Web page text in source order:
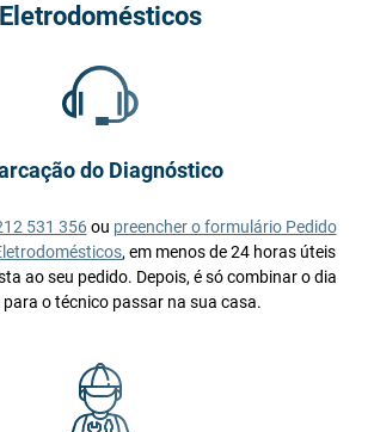
Eletrodomésticos
do Diagnóstico
531 356ou preencher o formulário Pedido
, em menos de 24 horas úteis
ao seu pedido. Depois, é só combinar o dia
para o técnico passar na sua casa.